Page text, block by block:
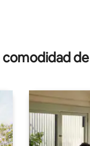
comodidad